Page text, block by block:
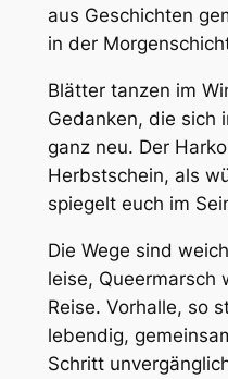
aus Geschichten
in der
Blätter tanzen im
Gedanken, die sich
ganz neu. Der
Herbstschein, als
spiegelt euch im
Die Wege sind
leise,
Reise. Vorhalle, so
lebendig,
Schritt